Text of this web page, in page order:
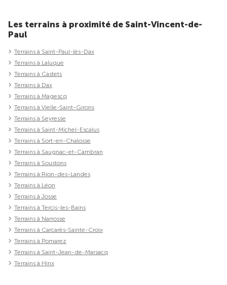
Les terrains à proximité de Saint-Vincent-de-
Paul
Terrains à Saint-Paul-lès-Dax
Terrains à Laluque
Terrains à Castets
Terrains à Dax
Terrains à Magescq
Terrains à Vielle-Saint-Girons
Terrains à Seyresse
Terrains à Saint-Michel-Escalus
Terrains à Sort-en-Chalosse
Terrains à Saugnac-et-Cambran
Terrains à Soustons
Terrains à Rion-des-Landes
Terrains à Léon
Terrains à Josse
Terrains à Tercis-les-Bains
Terrains à Narrosse
Terrains à Carcarès-Sainte-Croix
Terrains à Pomarez
Terrains à Saint-Jean-de-Marsacq
Terrains à Hinx